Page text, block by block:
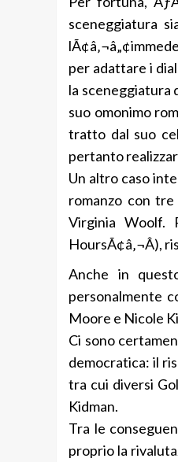
sceneggiatura
per adattare i
la sceneggiatura
suo omonimo
tratto dal suo
pertanto
Un altro caso
romanzo con tre
Virginia Woolf.
HoursÃ¢â‚¬Â),
Anche in
personalmente
Moore e Nicole
Ci sono
democratica: il
tra cui diversi
Kidman.
Tra le
proprio la